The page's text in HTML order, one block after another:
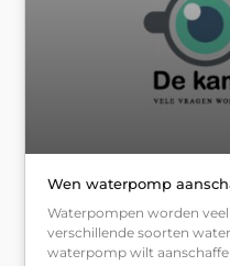
Wen waterpomp
Waterpompen worden
verschillende soorten
waterpomp wilt